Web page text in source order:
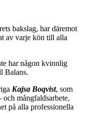
bakslag, har däremot
av varje kön till alla
har någon kvinnlig
Balans.
Kajsa Boqvist, som
mångfaldsarbete,
på alla professionella